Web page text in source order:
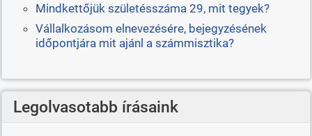
Mindkettőjük születésszáma 29, mit tegyek?
Vállalkozásom elnevezésére, bejegyzésének
időpontjára mit ajánl a számmisztika?
Legolvasotabb írásaink